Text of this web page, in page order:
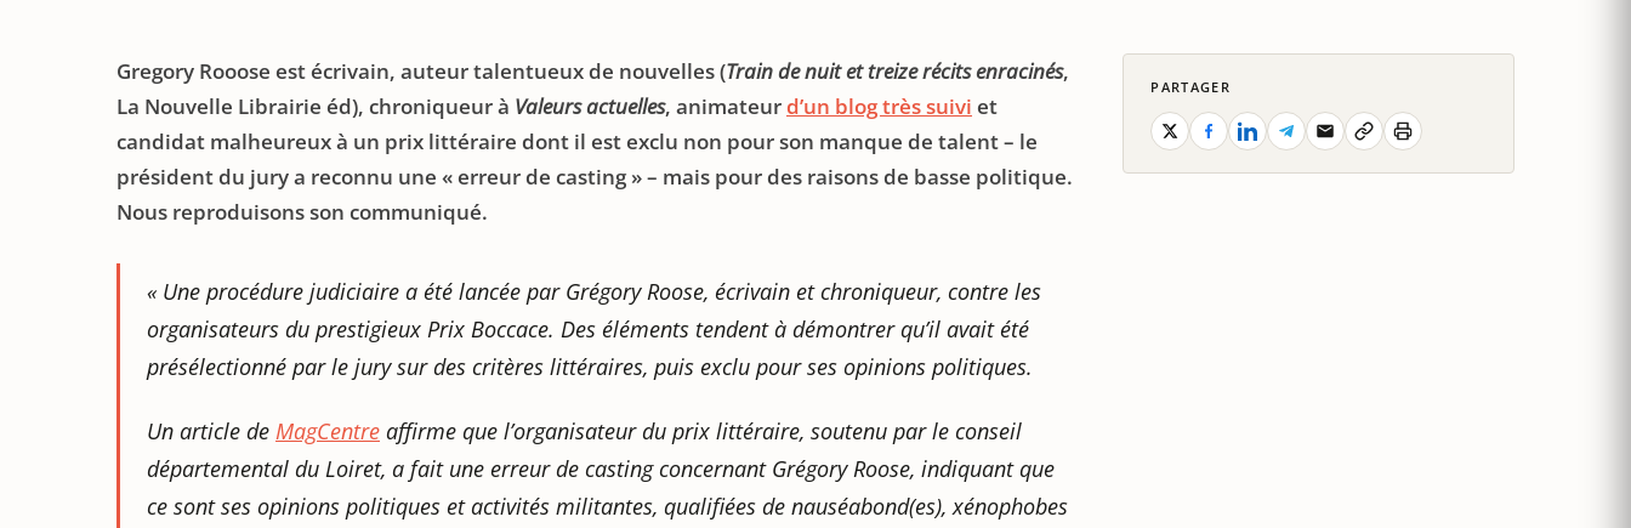
Gregory Rooose est écrivain, auteur talentueux de nouvelles (Train de nuit et treize récits enracinés,
La Nouvelle Librairie éd), chroniqueur à Valeurs actuelles, animateurd’un blog très suivi et
candidat malheureux à un prix littéraire dont il est exclu non pour son manque de talent – le
président du jury a reconnu une « erreur de casting » – mais pour des raisons de basse politique.
Nous reproduisons son communiqué.
« Une procédure judiciaire a été lancée par Grégory Roose, écrivain et chroniqueur, contre les
organisateurs du prestigieux Prix Boccace. Des éléments tendent à démontrer qu’il avait été
présélectionné par le jury sur des critères littéraires, puis exclu pour ses opinions politiques.
Un article de MagCentre affirme que l’organisateur du prix littéraire, soutenu par le conseil
départemental du Loiret, a fait une erreur de casting concernant Grégory Roose, indiquant que
ce sont ses opinions politiques et activités militantes, qualifiées de nauséabond(es), xénophobes
PARTAGER